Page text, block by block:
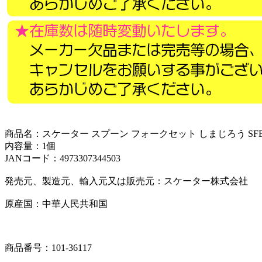
商品名：スケーター スプーン フォークセット しまじろう
内容量：1個
JANコード：4973307344503
発売元、製造元、輸入元又は販売元：スケーター株式会社
原産国：中華人民共和国
商品番号：101-36117